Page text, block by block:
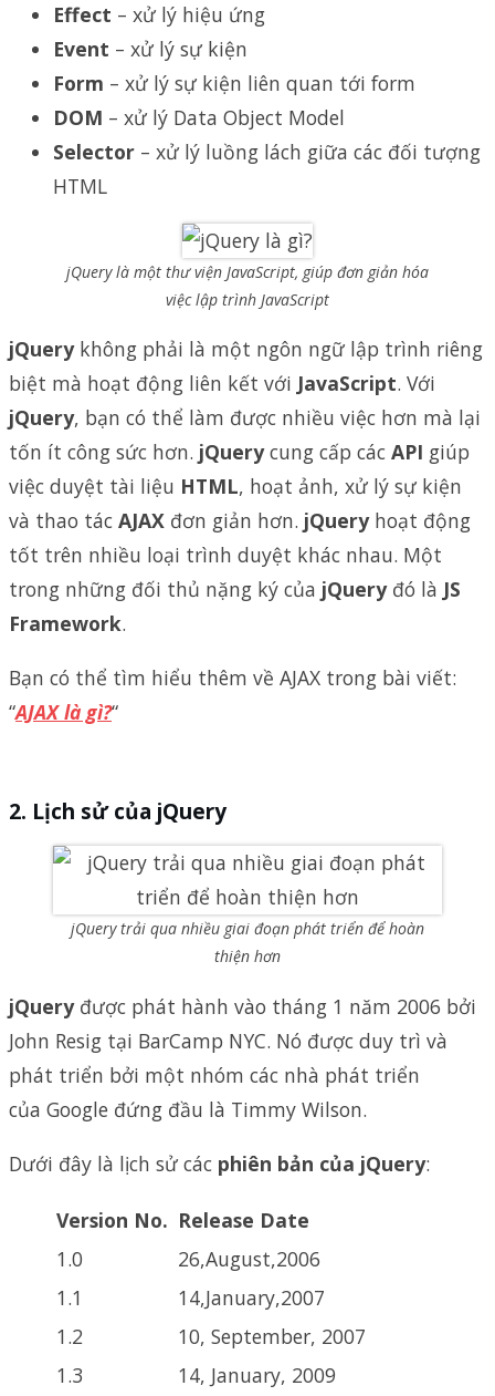
Effect – xử lý hiệu ứng
Event – xử lý sự kiện
Form – xử lý sự kiện liên quan tới form
DOM – xử lý Data Object Model
Selector – xử lý luồng lách giữa các đối tượng
HTML
jQuery là một thư viện JavaScript, giúp đơn giản hóa
việc lập trình JavaScript
jQuerykhông phải là một ngôn ngữ lập trình riêng
biệt mà hoạt động liên kết với JavaScript. Với
jQuery, bạn có thể làm được nhiều việc hơn mà lại
tốn ít công sức hơn. jQuerycung cấp các API giúp
việc duyệt tài liệu HTML, hoạt ảnh, xử lý sự kiện
và thao tác AJAX đơn giản hơn. jQueryhoạt động
tốt trên nhiều loại trình duyệt khác nhau. Một
trong những đối thủ nặng ký của jQueryđó là JS
Framework.
Bạn có thể tìm hiểu thêm về AJAX trong bài viết:
“AJAX là gì?“
Lịch sử của jQuery
jQuery trải qua nhiều giai đoạn phát triển để hoàn
thiện hơn
jQueryđược phát hành vào tháng 1 năm 2006 bởi
John Resig tại BarCamp NYC. Nó được duy trì và
phát triển bởi một nhóm các nhà phát triển
của Google đứng đầu là Timmy Wilson.
Dưới đây là lịch sử các phiên bản của jQuery:
Version No. Release Date
1.0
26,August,2006
1.1
14,January,2007
1.2
10, September, 2007
1.3
14, January, 2009